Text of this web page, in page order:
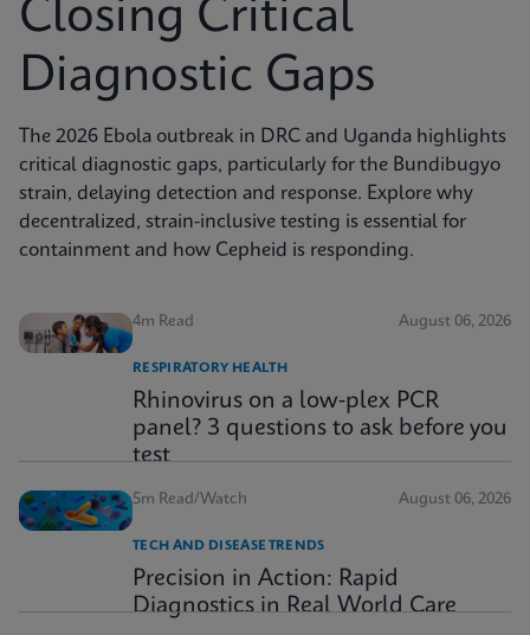
Closing Critical
Diagnostic Gaps
The 2026 Ebola outbreak in DRC and Uganda highlights
critical diagnostic gaps, particularly for the Bundibugyo
strain, delaying detection and response. Explore why
decentralized, strain-inclusive testing is essential for
containment and how Cepheid is responding.
4m Read August 06, 2026
RESPIRATORY HEALTH
Rhinovirus on a low-plex PCR
panel? 3 questions to ask before you
test
5m Read/Watch August 06, 2026
TECH AND DISEASE TRENDS
Precision in Action: Rapid
Diagnostics in Real World Care